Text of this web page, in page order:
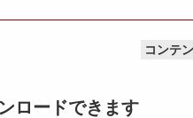
コンテ
ロードできます